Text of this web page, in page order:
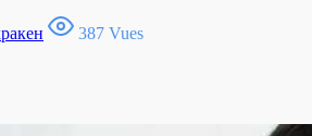
387 Vues